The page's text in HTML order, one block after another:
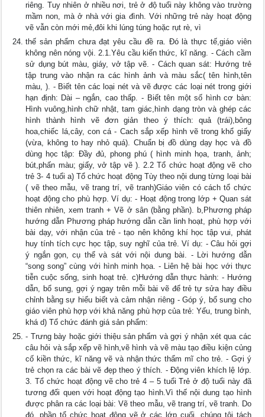
riêng. Tuy nhiên ở nhiều nơi, trẻ ở độ tuổi này không vào trường
mầm non, mà ở nhà với gia đình. Với những trẻ này hoạt động
vẽ vẫn còn mới mẻ,đôi khi lúng túng hoặc rụt rè, vì
thế sản phẩm chưa đạt yêu cầu đề ra. Đó là thực tế,giáo viên
không nên nóng vội. 2.1.Yêu cầu kiến thức, kĩ năng. - Cách cầm
sử dụng bút màu, giáy, vở tập vẽ. - Cách quan sát: Hướng trẻ
tập trung vào nhận ra các hình ảnh và màu sắc( tên hình,tên
màu, ). - Biết tên các loại nét và vẽ được các loại nét trong giới
hạn định: Dài – ngắn, cao thấp. - Biết tên một số hình cơ bàn:
Hình vuông,hình chữ nhật, tam giác,hình dạng tròn và ghép các
hình thành hình vẽ đơn giản theo ý thích: quả (trái),bông
hoa,chiếc lá,cây, con cá - Cach sắp xếp hình vẽ trong khổ giấy
(vừa, không to hay nhỏ quá). Chuẩn bị đồ dùng dạy học và đồ
dùng học tập: Đầy đủ, phong phú ( hình minh họa, tranh, ảnh;
bút,phấn màu; giấy, vở tập vẽ ). 2.2 Tổ chức hoạt động vẽ cho
trẻ 3- 4 tuổi a) Tổ chức hoạt động Tùy theo nội dung từng loại bài
( vẽ theo mẫu, vẽ trang trí, vẽ tranh)Giáo viên có cách tổ chức
hoạt động cho phù hợp. Ví dụ: - Hoạt động trong lớp + Quan sát
thiên nhiên, xem tranh + Vẽ ở sân (bằng phần). b,Phương pháp
hướng dẫn Phương pháp hướng dẫn cần linh hoạt, phù hợp với
bài dạy, với nhận của trẻ - tạo nên không khí học tập vui, phát
huy tính tích cực học tập, suy nghĩ của trẻ. Ví dụ: - Câu hỏi gợi
ý ngắn gọn, cụ thể và sát với nội dung bài. - Lời hướng dẫn
“song song” cùng với hình minh họa. - Liên hệ bài học với thực
tiễn cuộc sống, sinh hoạt trẻ. c)Hướng dẫn thực hành: - Hướng
dẫn, bổ sung, gợi ý ngay trên mỗi bài vẽ để trẻ tự sửa hay điều
chỉnh bằng sự hiểu biết và cảm nhận riêng - Góp ý, bổ sung cho
giáo viên phù hợp với khả năng phù hợp của trẻ: Yếu, trung bình,
khá d) Tổ chức đánh giá sản phẩm:
- Trưng bày hoặc giới thiệu sản phẩm và gợi ý nhận xét qua các
câu hỏi và sắp xếp vẽ hình,vẽ hình và vẽ màu tạo điều kiện củng
cố kiền thức, kĩ năng vẽ và nhận thức thẩm mĩ cho trẻ. - Gợi ý
trẻ chọn ra các bài vẽ đẹp theo ý thích. - Động viên khích lệ lớp.
3. Tổ chức hoạt động vẽ cho trẻ 4 – 5 tuổi Trẻ ở độ tuổi này đã
tương đối quen với hoạt động tạo hình.Vì thế nội dung tạo hình
được phân ra các loại bài: Vẽ theo mẫu, vẽ trang trí, vẽ tranh. Do
đó, phần tổ chức hoạt động vẽ ở các lớp cuối, chúng tôi tách